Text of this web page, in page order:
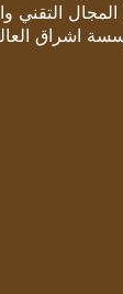
التقني
اشراق